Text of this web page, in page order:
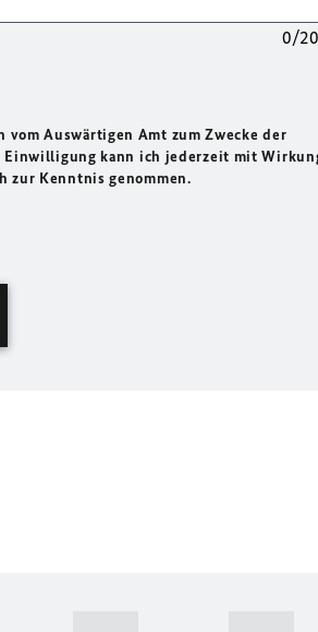
0/
Auswärtigen Amt zum Zwecke der
Einwilligung kann ich jederzeit mit
zur Kenntnis genommen.